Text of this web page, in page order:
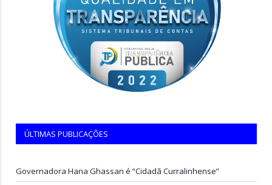
ÚLTIMAS PUBLICAÇÕES
Governadora Hana Ghassan é “Cidadã Curralinhense”